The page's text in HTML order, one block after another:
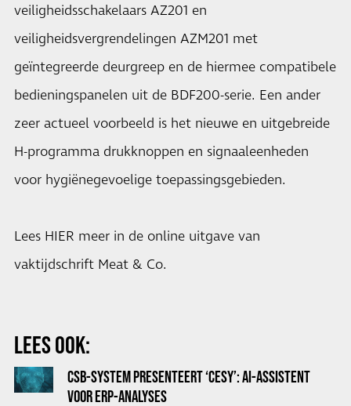
veiligheidsschakelaars AZ201 en
veiligheidsvergrendelingen AZM201 met
geïntegreerde deurgreep en de hiermee compatibele
bedieningspanelen uit de BDF200-serie. Een ander
zeer actueel voorbeeld is het nieuwe en uitgebreide
H-programma drukknoppen en signaaleenheden
voor hygiënegevoelige toepassingsgebieden.
Lees HIER meer in de online uitgave van
vaktijdschrift Meat & Co.
LEES OOK:
CSB-SYSTEM PRESENTEERT ‘CESY’: AI-ASSISTENT
VOOR ERP-ANALYSES